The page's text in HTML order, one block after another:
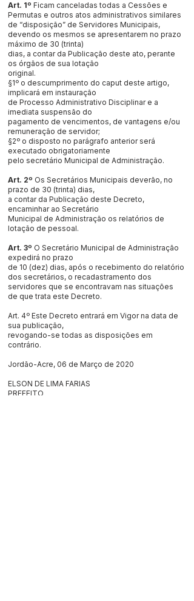
Art. 1º Ficam canceladas todas a Cessões e
Permutas e outros atos administrativos similares
de “disposição” de Servidores Municipais,
devendo os mesmos se apresentarem no prazo
máximo de 30 (trinta)
dias, a contar da Publicação deste ato, perante
os órgãos de sua lotação
original.
§1º o descumprimento do caput deste artigo,
implicará em instauração
de Processo Administrativo Disciplinar e a
imediata suspensão do
pagamento de vencimentos, de vantagens e/ou
remuneração de servidor;
§2º o disposto no parágrafo anterior será
executado obrigatoriamente
pelo secretário Municipal de Administração.
Art. 2º Os Secretários Municipais deverão, no
prazo de 30 (trinta) dias,
a contar da Publicação deste Decreto,
encaminhar ao Secretário
Municipal de Administração os relatórios de
lotação de pessoal.
Art. 3º O Secretário Municipal de Administração
expedirá no prazo
de 10 (dez) dias, após o recebimento do relatório
dos secretários, o recadastramento dos
servidores que se encontravam nas situações
de que trata este Decreto.
Art. 4º Este Decreto entrará em Vigor na data de
sua publicação,
revogando-se todas as disposições em
contrário.
Jordão-Acre, 06 de Março de 2020
ELSON DE LIMA FARIAS
PREFEITO